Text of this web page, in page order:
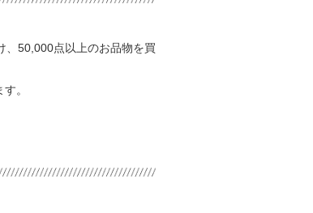
、50,000点以上のお品物を買
。